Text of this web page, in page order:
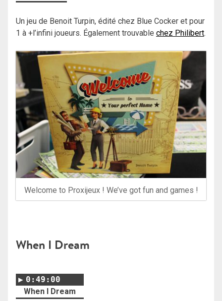
Un jeu de Benoit Turpin, édité chez Blue Cocker et pour
1 à +l’infini joueurs. Également trouvable chez Philibert.
Welcome to Proxijeux ! We’ve got fun and games !
When I Dream
0:49:00
When I Dream